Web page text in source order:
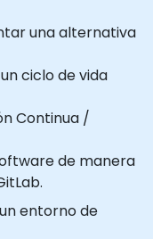
una alternativa
ciclo de vida
Continua /
de manera
entorno de